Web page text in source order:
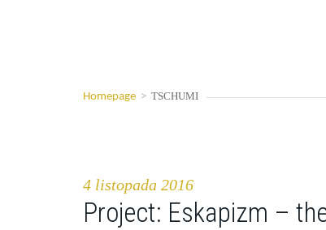
Homepage > TSCHUMI
4 listopada 2016
Project: Eskapizm –